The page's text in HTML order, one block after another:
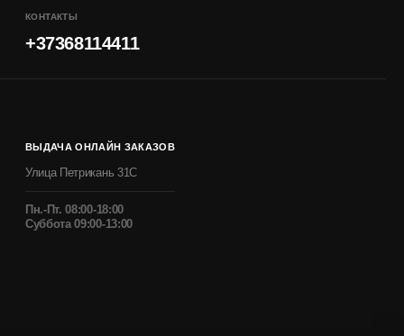
КОНТАКТЫ
+37368114411
ВЫДАЧА ОНЛАЙН ЗАКАЗОВ
Улица Петрикань 31С
Пн.-Пт. 08:00-18:00
Суббота 09:00-13:00